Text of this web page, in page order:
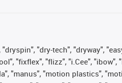
"dry-tech", "dryway",
"fixflex", "flizz", "i.Cee", "ibow",
"manus", "motion plastics",